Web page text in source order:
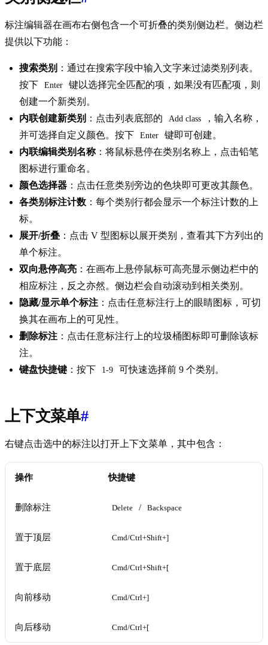
标注编辑器在画布右侧包含一个可折叠的类别侧边栏。侧边栏
提供以下功能：
搜索类别 ：通过在搜索字段中输入文字来过滤类别列表。
按下
Enter
键以选择完全匹配的项，如果没有匹配项，则
创建一个新类别。
内联创建新类别 ：点击列表底部的 Add class
，输入名称，
并可选择自定义颜色。按下
Enter
键即可创建。
内联编辑类别名称：将鼠标悬停在类别名称上，点击铅笔
图标进行重命名。
颜色选择器 ：点击任意类别旁边的色块即可更改其颜色。
各类别标注计数 ：每个类别行都会显示一个标注计数的上
标。
展开/折叠 ：点击 V 型图标以展开类别，查看其下方列出的
单个标注。
双向悬停高亮 ：在画布上悬停鼠标可高亮显示侧边栏中的
相应标注，反之亦然。侧边栏会自动滚动到相关类别。
隐藏/显示单个标注 ：点击任意标注行上的眼睛图标，可切
换其在画布上的可见性。
删除标注 ：点击任意标注行上的垃圾桶图标即可删除该标
注。
键盘快捷键 ：按下 1-9 可快速选择前 9 个类别。
上下文菜单#
右键点击选中的标注以打开上下文菜单，其中包含：
操作 快捷键
删除标注 Delete / Backspace
置于顶层 Cmd/Ctrl+Shift+]
置于底层 Cmd/Ctrl+Shift+[
向前移动 Cmd/Ctrl+]
向后移动 Cmd/Ctrl+[